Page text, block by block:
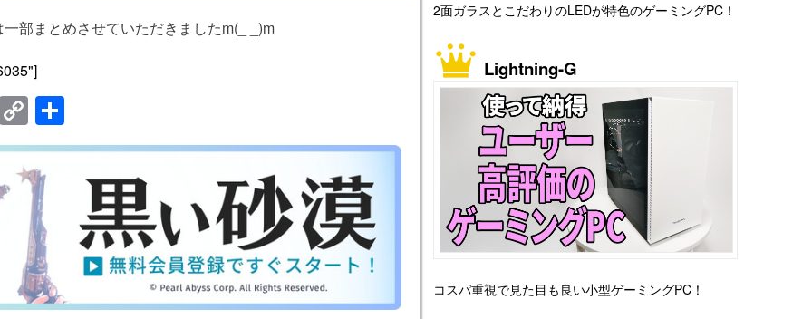
部まとめさせていただきましたm(_ _)m
E
ail
C
o
p
y
Li
n
k
有
2面ガラスとこだわりのLEDが特色のゲーミングPC！
Lightning-G
コスパ重視で見た目も良い小型ゲーミングPC！